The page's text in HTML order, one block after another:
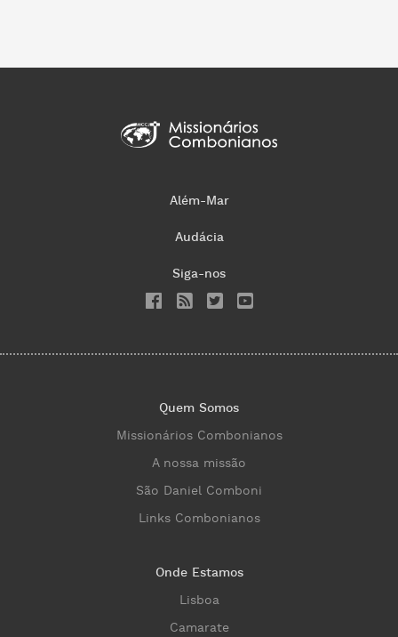
Além-Mar
Audácia
Siga-nos
Quem Somos
Missionários Combonianos
A nossa missão
São Daniel Comboni
Links Combonianos
Onde Estamos
Lisboa
Camarate